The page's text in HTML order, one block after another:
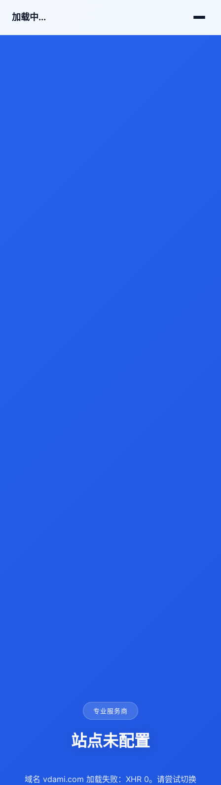
加载中...
专业服务商
站点未配置
域名 vdami.com 加载失败：XHR 0。请尝试切换